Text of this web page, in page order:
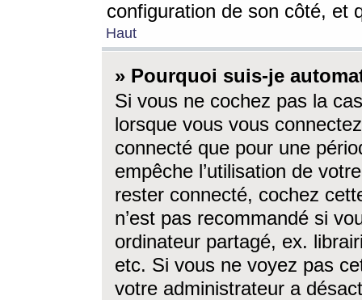
configuration de son côté, et
Haut
» Pourquoi suis-je
Si vous ne cochez pas la
lorsque vous vous
connecté que pour une
empêche l’utilisation de
rester connecté, cochez
n’est pas recommandé si
ordinateur partagé, ex.
etc. Si vous ne voyez pas
votre administrateur a